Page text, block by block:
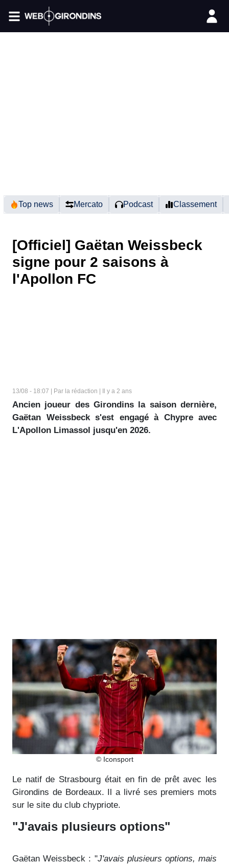
Top news Mercato Podcast Classement
[Officiel] Gaëtan Weissbeck
signe pour 2 saisons à
l'Apollon FC
13/08 - 18:07 | Par la rédaction | Il y a 2 ans
Ancien joueur des Girondins la saison dernière,
Gaëtan Weissbeck s'est engagé à Chypre avec
L'Apollon Limassol jusqu'en 2026.
© Iconsport
Le natif de Strasbourg était en fin de prêt avec les
Girondins de Bordeaux. Il a livré ses premiers mots
sur le site du club chypriote.
"J'avais plusieurs options"
Gaëtan Weissbeck : "J'avais plusieurs options, mais